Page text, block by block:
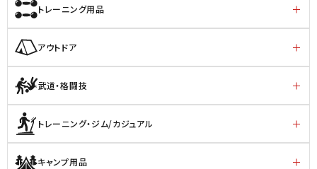
トレーニング用品
アウトドア
武道・格闘技
トレーニング・ジム/カジュアル
キャンプ用品